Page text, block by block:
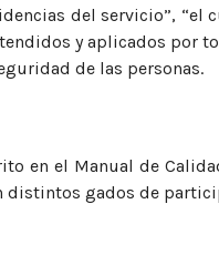
del servicio”, “el
y aplicados por
de las personas.
en el Manual de
gados de